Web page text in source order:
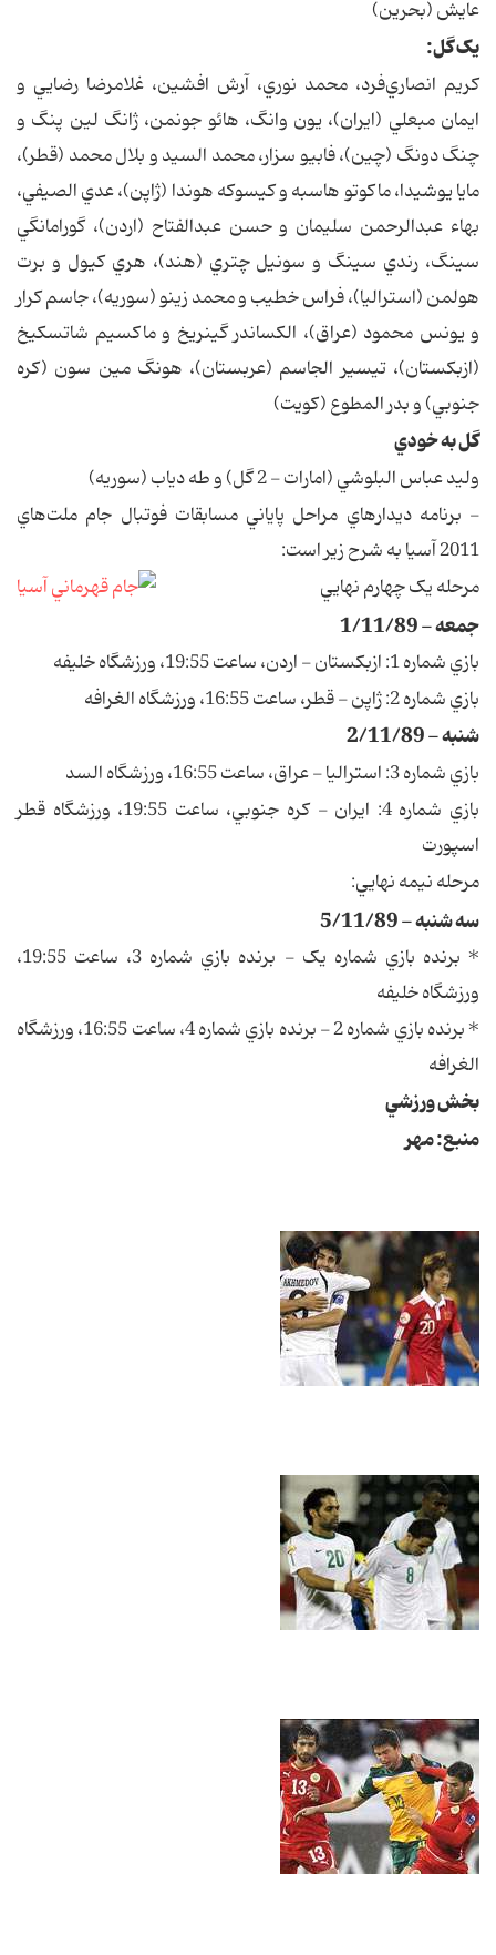
عايش (بحرين)
يک گل:
کريم انصاري‌فرد، محمد نوري، آرش افشين، غلامرضا رضايي و
ايمان مبعلي (ايران)، يون وانگ، هائو جونمن، ژانگ لين پنگ و
چنگ دونگ (چين)، فابيو سزار، محمد السيد و بلال محمد (قطر)،
مايا يوشيدا، ماکوتو هاسبه و کيسوکه هوندا (ژاپن)، عدي الصيفي،
بهاء عبدالرحمن سليمان و حسن عبدالفتاح (اردن)، گورامانگي
سينگ، رندي سينگ و سونيل چتري (هند)، هري کيول و برت
هولمن (استراليا)، فراس خطيب و محمد زينو (سوريه)، جاسم کرار
و يونس محمود (عراق)، الکساندر گينريخ و ماکسيم شاتسکيخ
(ازبکستان)، تيسير الجاسم (عربستان)، هونگ مين سون (کره
جنوبي) و بدر المطوع (کويت)
گل به خودي
وليد عباس البلوشي (امارات - 2 گل) و طه دياب (سوريه)
- برنامه ديدارهاي مراحل پاياني مسابقات فوتبال جام ملت‌هاي
2011 آسيا به شرح زير است:
مرحله يک چهارم نهايي
جمعه - 1/11/89
بازي شماره 1: ازبکستان - اردن، ساعت 19:55، ورزشگاه خليفه
بازي شماره 2: ژاپن - قطر، ساعت 16:55، ورزشگاه الغرافه
شنبه - 2/11/89
بازي شماره 3: استراليا - عراق، ساعت 16:55، ورزشگاه السد
بازي شماره 4: ايران - کره جنوبي، ساعت 19:55، ورزشگاه قطر
اسپورت
مرحله نيمه نهايي:
سه شنبه - 5/11/89
* برنده بازي شماره يک - برنده بازي شماره 3، ساعت 19:55،
ورزشگاه خليفه
* برنده بازي شماره 2 - برنده بازي شماره 4، ساعت 16:55، ورزشگاه
الغرافه
بخش ورزشي
منبع: مهر